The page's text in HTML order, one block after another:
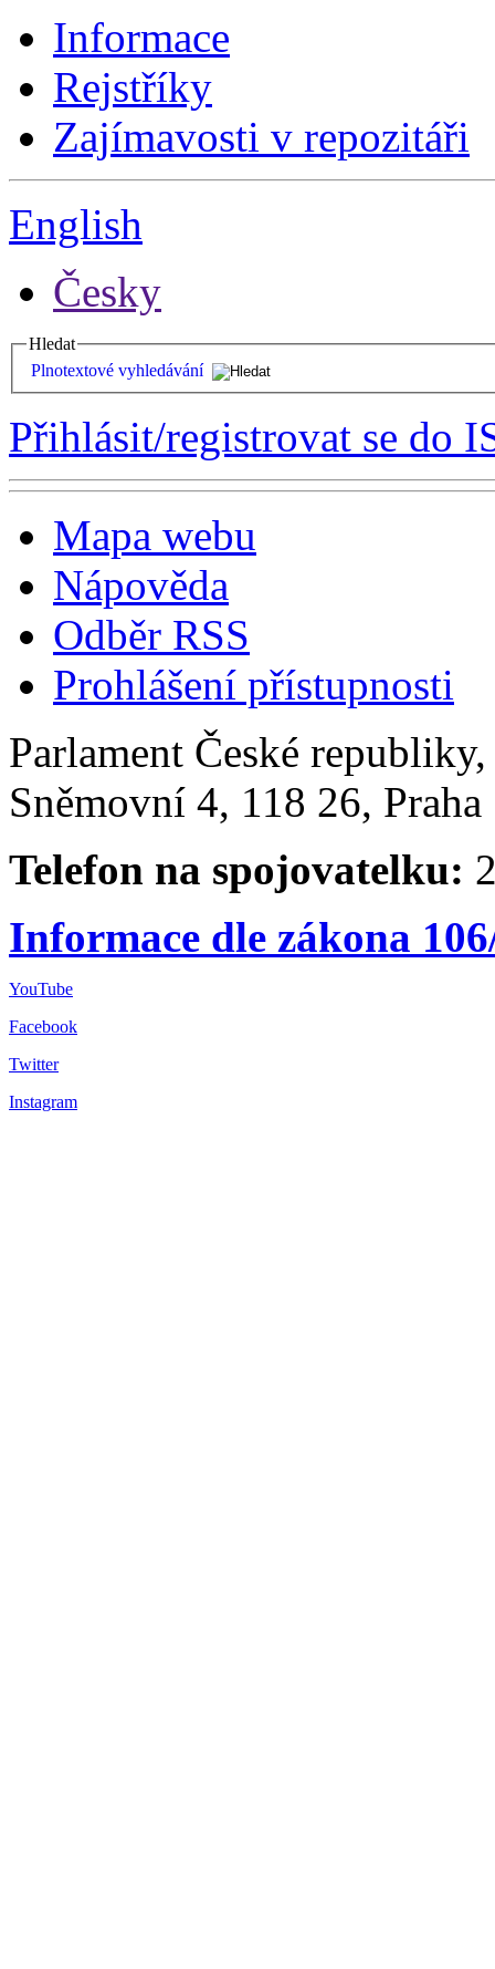
Informace
Rejstříky
Zajímavosti v repozitáři
English
Česky
Hledat
Plnotextové vyhledávání
Přihlásit/registrovat se do
Mapa webu
Nápověda
Odběr RSS
Prohlášení přístupnosti
Parlament České
Sněmovní 4, 118 26,
Telefon na spojovatelku:
Informace dle zákona
YouTube
Facebook
Twitter
Instagram